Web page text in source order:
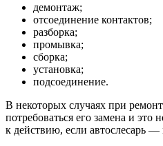
демонтаж;
отсоединение контактов;
разборка;
промывка;
сборка;
установка;
подсоединение.
В некоторых случаях при
потребоваться его замена и это
к действию, если автослесарь —